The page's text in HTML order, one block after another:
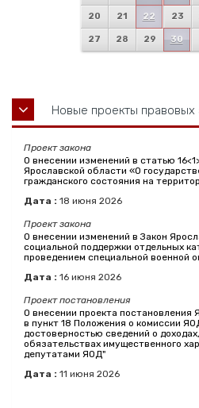
20 21 22 23
27 28 29 30
Новые проекты правовых
Проект закона
О внесении изменений в статью
Ярославской области «О
гражданского состояния на
Дата : 18 июня 2026
Проект закона
О внесении изменений в Закон
социальной поддержки отдельных
проведением специальной военной
Дата : 16 июня 2026
Проект постановления
О внесении проекта постановления
в пункт 18 Положения о комиссии
достоверностью сведений о
обязательствах имущественного
депутатами ЯОД"
Дата : 11 июня 2026